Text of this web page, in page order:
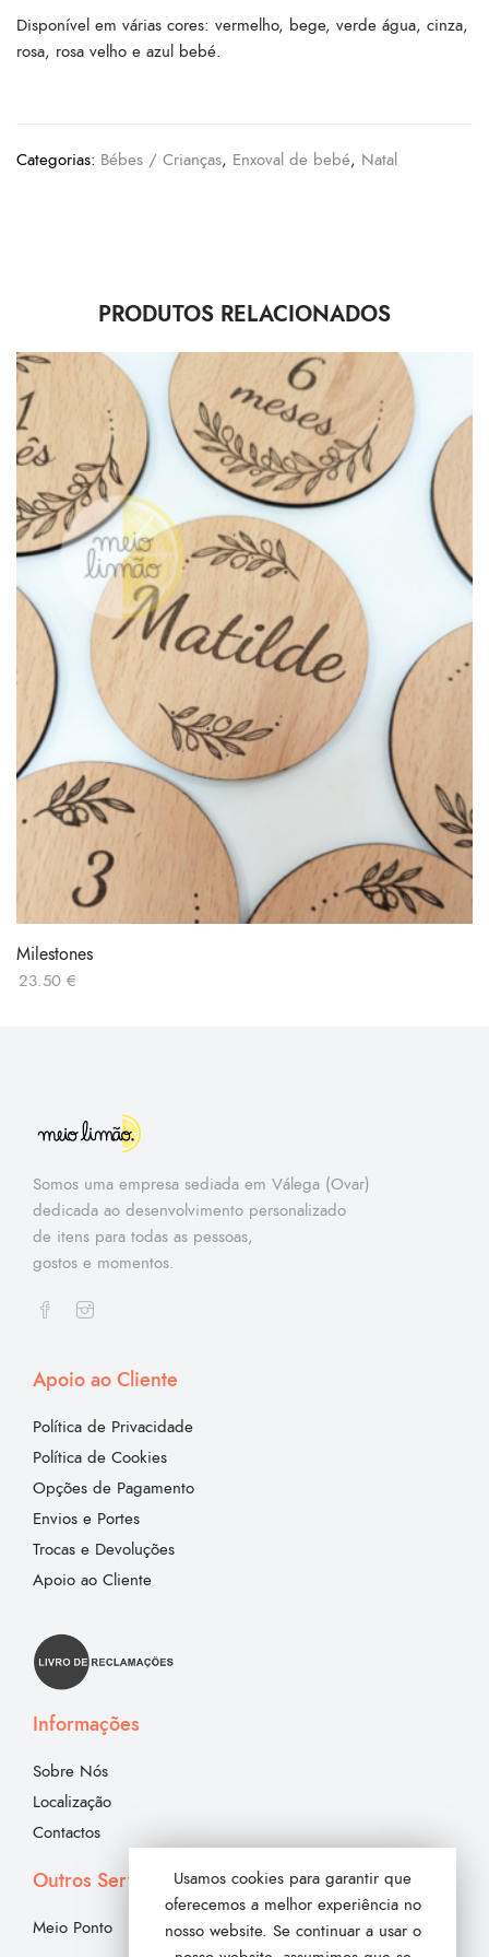
Disponível em várias cores: vermelho, bege, verde água, cinza,
rosa, rosa velho e azul bebé.
Categorias: Bébes / Crianças, Enxoval de bebé, Natal
PRODUTOS RELACIONADOS
Milestones
23.50 €
Somos uma empresa sediada em Válega (Ovar)
dedicada ao desenvolvimento personalizado
de itens para todas as pessoas,
gostos e momentos.
Apoio ao Cliente
Política de Privacidade
Política de Cookies
Opções de Pagamento
Envios e Portes
Trocas e Devoluções
Apoio ao Cliente
Informações
Sobre Nós
Localização
Contactos
Outros Serviços
Meio Ponto
Usamos cookies para garantir que
oferecemos a melhor experiência no
nosso website. Se continuar a usar o